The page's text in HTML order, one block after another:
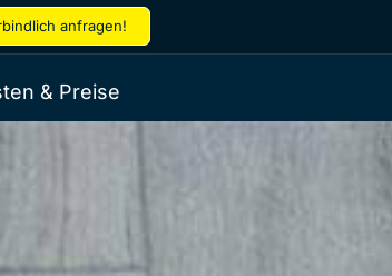
anfragen!
& Preise